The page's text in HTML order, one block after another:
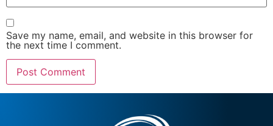
Save my name, email, and website in this browser for
the next time I comment.